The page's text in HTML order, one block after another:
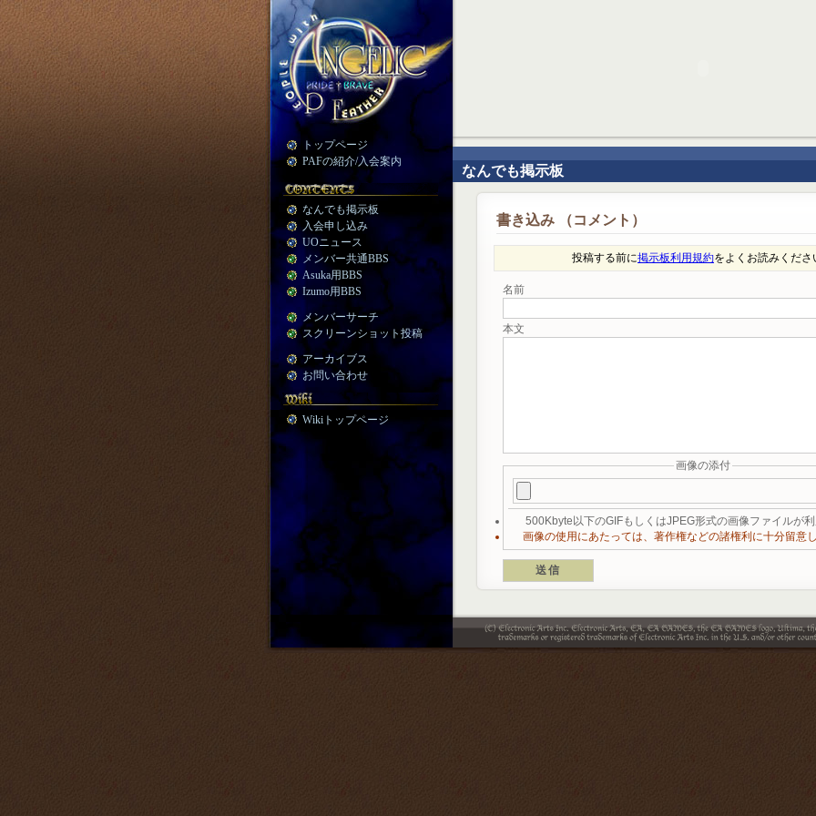
トップページ
PAFの紹介/入会案内
なんでも掲示板
入会申し込み
UOニュース
メンバー共通BBS
Asuka用BBS
Izumo用BBS
メンバーサーチ
スクリーンショット投稿
アーカイブス
お問い合わせ
Wikiトップページ
なんでも掲示板
書き込み （コメント）
投稿する前に掲示板利用規約をよくお読みくださ
名前
本文
画像の添付
500Kbyte以下のGIFもしくはJPEG形式の画像ファイルが
画像の使用にあたっては、著作権などの諸権利に十分留意